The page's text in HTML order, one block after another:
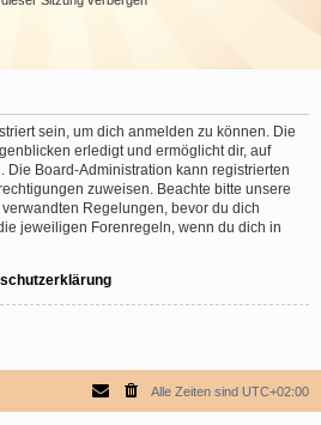
sein, um dich anmelden zu können. Die
erledigt und ermöglicht dir, auf
Die Board-Administration kann registrierten
zuweisen. Beachte bitte unsere
Regelungen, bevor du dich
jeweiligen Forenregeln, wenn du dich in
Alle Zeiten sind UTC+02:00